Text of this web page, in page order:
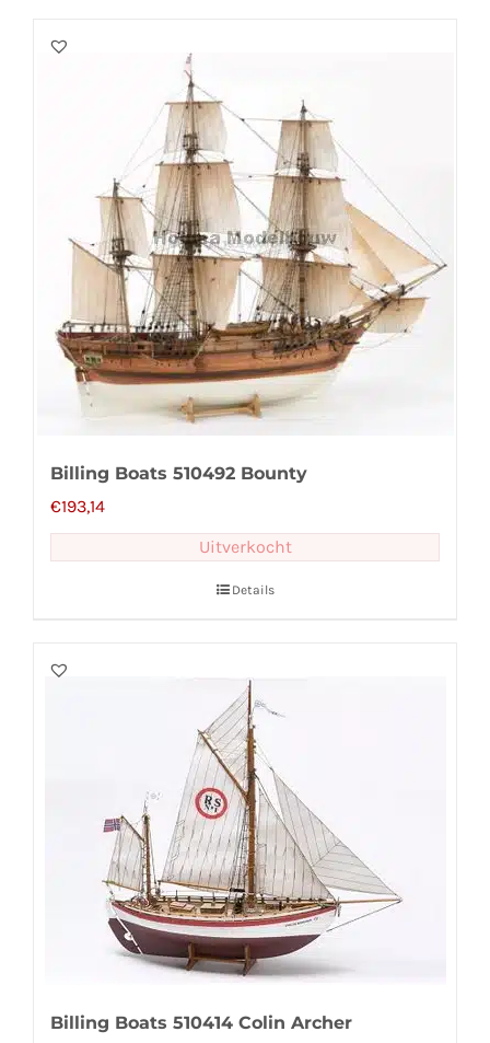
Billing Boats 510492 Bounty
€193,14
Uitverkocht
Details
Billing Boats 510414 Colin Archer